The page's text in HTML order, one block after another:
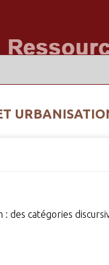
des catégories